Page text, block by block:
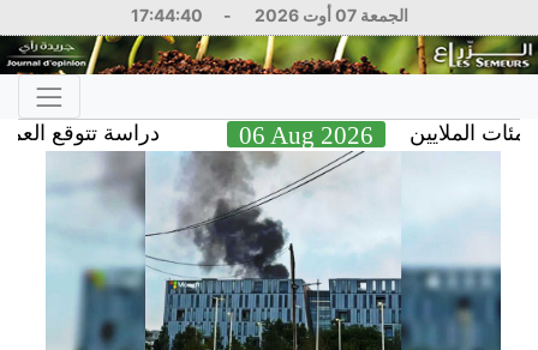
الجمعة 07 أوت 2026 -
17:44:41
دراسة تتوقع العمر الذي 06 Aug 2026